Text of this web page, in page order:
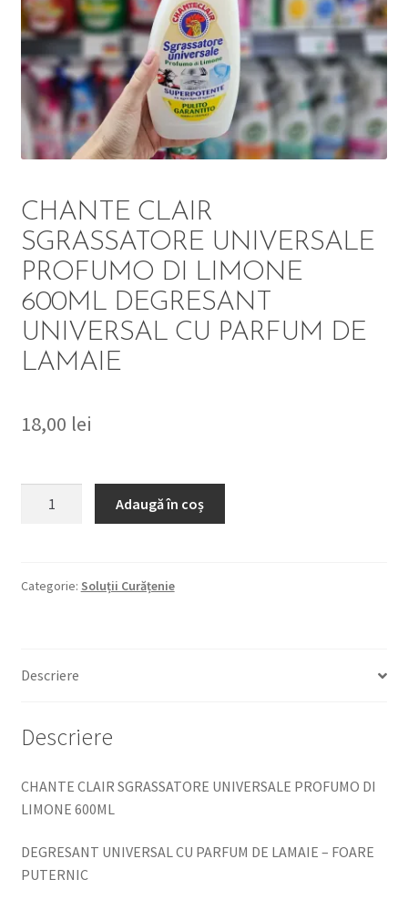
DETERGENT
SOLUȚII CURĂȚENIE
ÎNGRIJIRE
PERSONALĂ
TROLERE
ARTICOLE VOIAJ
CHANTE CLAIR
SGRASSATORE UNIVERSALE
PROFUMO DI LIMONE
600ML DEGRESANT
UNIVERSAL CU PARFUM DE
LAMAIE
18,00 lei
UNIVERSALE
600ML
CU
DE
LAMAIE
Adaugă în coș
Categorie: Soluții Curățenie
Descriere
Descriere
CHANTE CLAIR SGRASSATORE UNIVERSALE PROFUMO DI
LIMONE 600ML
DEGRESANT UNIVERSAL CU PARFUM DE LAMAIE – FOARE
PUTERNIC